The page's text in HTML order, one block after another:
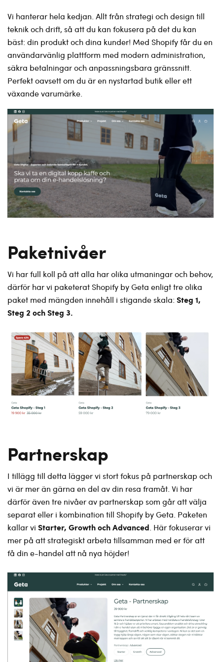
Vi hanterar hela kedjan. Allt från strategi och design till
teknik och drift, så att du kan fokusera på det du kan
bäst: din produkt och dina kunder! Med Shopify får du en
användarvänlig plattform med modern administration,
säkra betalningar och anpassningsbara gränssnitt.
Perfekt oavsett om du är en nystartad butik eller ett
växande varumärke.
Paketnivåer
Vi har full koll på att alla har olika utmaningar och behov,
därför har vi paketerat Shopify by Geta enligt tre olika
paket med mängden innehåll i stigande skala: Steg 1,
Steg 2 och Steg 3.
Partnerskap
I tillägg till detta lägger vi stort fokus på partnerskap och
vi är mer än gärna en del av din resa framåt. Vi har
därför även tre nivåer av partnerskap som går att välja
separat eller i kombination till Shopify by Geta. Paketen
kallar vi Starter, Growth och Advanced . Här fokuserar vi
mer på att strategiskt arbeta tillsamman med er för att
få din e-handel att nå nya höjder!